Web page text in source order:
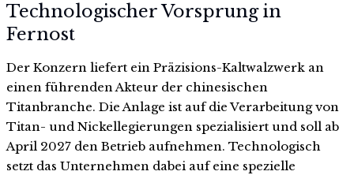
Technologischer Vorsprung in
Fernost
Der Konzern liefert ein Präzisions-Kaltwalzwerk an
einen führenden Akteur der chinesischen
Titanbranche. Die Anlage ist auf die Verarbeitung von
Titan- und Nickellegierungen spezialisiert und soll ab
April 2027 den Betrieb aufnehmen. Technologisch
setzt das Unternehmen dabei auf eine spezielle